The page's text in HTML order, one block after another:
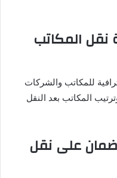
المكاتب
للمكاتب والشركات
المكاتب بعد النقل
على نقل